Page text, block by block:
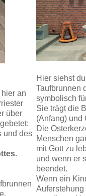
an
über
und des
Hier siehst
Taufbrunnen
symbolisch
Sie trägt die
(Anfang) und
Die
Menschen
mit Gott zu
und wenn er
beendet.
Wenn ein